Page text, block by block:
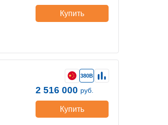
Купить
380В
2 516 000 руб.
Купить